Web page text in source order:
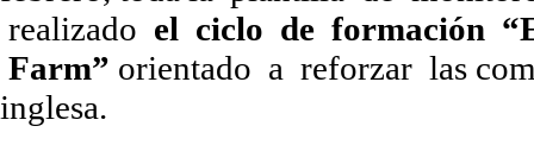
realizado el ciclo de formación
Farm” orientado a reforzar las
inglesa.